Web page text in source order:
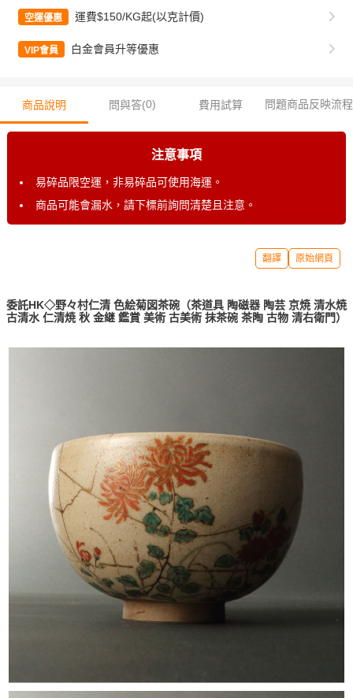
空運優惠 運費$150/KG起(以克計價)
VIP會員 白金會員升等優惠
商品說明 問與答(0) 費用試算 問題商品反映流程
注意事項
易碎品限空運，非易碎品可使用海運。
商品可能會漏水，請下標前詢問清楚且注意。
翻譯 原始網頁
委託HK◇野々村仁清 色絵菊図茶碗（茶道具 陶磁器 陶芸 京焼 清水焼
古清水 仁清焼 秋 金継 鑑賞 美術 古美術 抹茶碗 茶陶 古物 清右衛門）